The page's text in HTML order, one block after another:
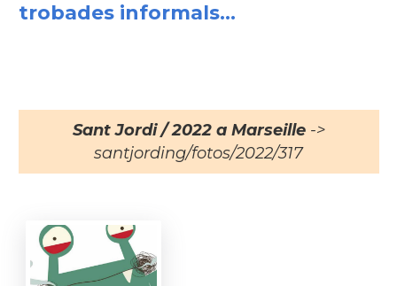
trobades informals...
Sant Jordi / 2022 a Marseille->
santjording/fotos/2022/317